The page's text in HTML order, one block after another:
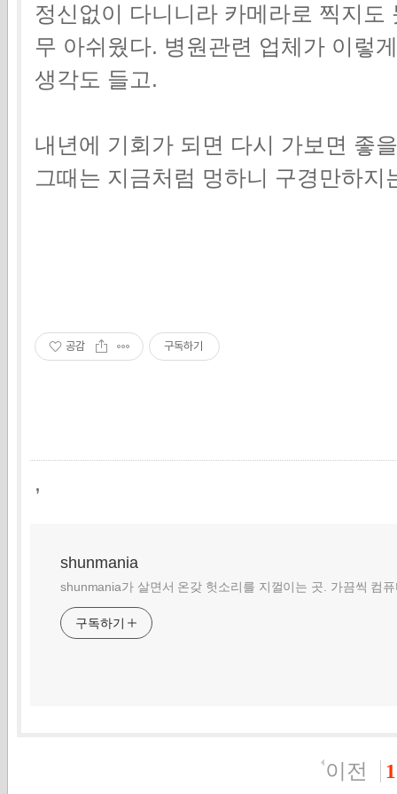
정신없이 다니니라 카메라로 찍지
무 아쉬웠다. 병원관련 업체가 이렇
생각도 들고.
내년에 기회가 되면 다시 가보면 좋
그때는 지금처럼 멍하니 구경만하지
공감 구독하기
,
shunmania
shunmania가 살면서 온갖 헛소리를 지껄이는 곳. 가끔씩 컴
구독하기
이전 1